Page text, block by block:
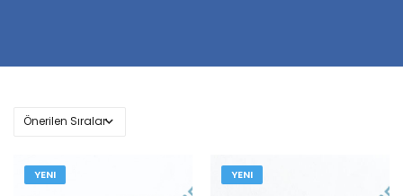
YENI YENI